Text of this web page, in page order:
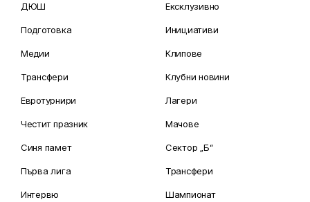
ДЮШ
Подготовка
Медии
Трансфери
Евротурнири
Честит празник
Синя памет
Първа лига
Интервю
Ексклузивно
Инициативи
Клипове
Клубни новини
Лагери
Мачове
Сектор „Б“
Трансфери
Шампионат